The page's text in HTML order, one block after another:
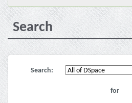
Search
Search:
for